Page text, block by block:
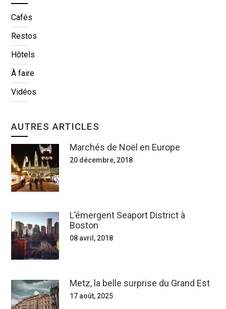
Cafés
Restos
Hôtels
À faire
Vidéos
AUTRES ARTICLES
Marchés de Noël en Europe
20 décembre, 2018
L’émergent Seaport District à
Boston
08 avril, 2018
Metz, la belle surprise du Grand Est
17 août, 2025